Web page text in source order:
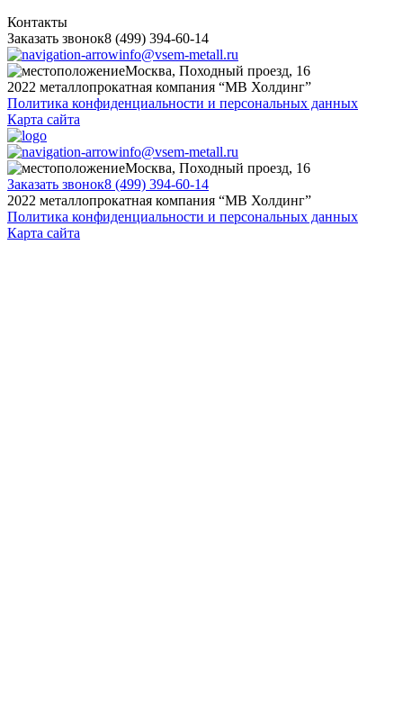
Контакты
Заказать звонок8 (499) 394-60-14
info@vsem-metall.ru
Москва, Походный проезд, 16
2022 металлопрокатная компания “MB Холдинг”
Политика конфиденциальности и персональных данных
Карта сайта
info@vsem-metall.ru
Москва, Походный проезд, 16
Заказать звонок8 (499) 394-60-14
2022 металлопрокатная компания “MB Холдинг”
Политика конфиденциальности и персональных данных
Карта сайта